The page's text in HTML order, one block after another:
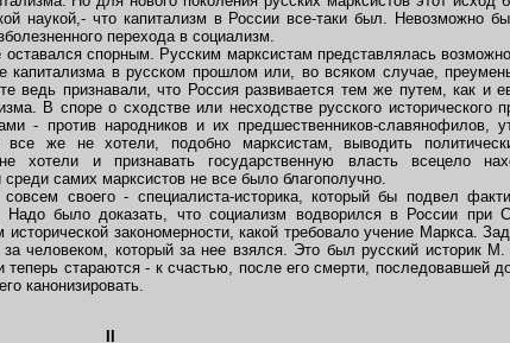
наукой,- что капитализм в России все-таки был. Невозможно
перехода в социализм.
спорным. Русским марксистам представлялась
капитализма в русском прошлом или, во всяком случае,
ведь признавали, что Россия развивается тем же путем, как и
В споре о сходстве или несходстве русского исторического
- против народников и их предшественников-славянофилов,
все же не хотели, подобно марксистам, выводить
хотели и признавать государственную власть всецело
самих марксистов не все было благополучно.
своего - специалиста-историка, который бы подвел
было доказать, что социализм водворился в России при
закономерности, какой требовало учение Маркса.
человеком, который за нее взялся. Это был русский историк
теперь стараются - к счастью, после его смерти, последовавшей
канонизировать.